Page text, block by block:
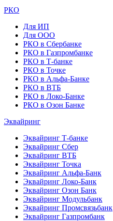
РКО
Для ИП
Для ООО
РКО в Сбербанке
РКО в Газпромбанке
РКО в Т-банке
РКО в Точке
РКО в Альфа-Банке
РКО в ВТБ
РКО в Локо-Банке
РКО в Озон Банке
Эквайринг
Эквайринг Т-банке
Эквайринг Сбер
Эквайринг ВТБ
Эквайринг Точка
Эквайринг Альфа-Банк
Эквайринг Локо-Банк
Эквайринг Озон Банк
Эквайринг Модульбанк
Эквайринг Промсвязьбанк
Эквайринг Газпромбанк